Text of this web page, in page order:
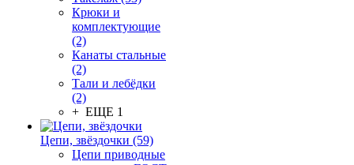
Крюки и
комплектующие
(2)
Канаты стальные
(2)
Тали и лебёдки
(2)
+ ЕЩЕ 1
Цепи, звёздочки (59)
Цепи приводные